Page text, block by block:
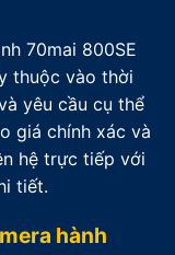
70mai 800SE
thuộc vào thời
yêu cầu cụ thể
giá chính xác và
hệ trực tiếp với
tiết.
hành